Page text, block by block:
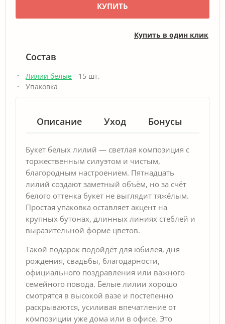
КУПИТЬ
Купить в один клик
Состав
Лилии белые - 15 шт.
Упаковка
Описание Уход Бонусы
Букет белых лилий — светлая композиция с
торжественным силуэтом и чистым,
благородным настроением. Пятнадцать
лилий создают заметный объём, но за счёт
белого оттенка букет не выглядит тяжёлым.
Простая упаковка оставляет акцент на
крупных бутонах, длинных линиях стеблей и
выразительной форме цветов.
Такой подарок подойдёт для юбилея, дня
рождения, свадьбы, благодарности,
официального поздравления или важного
семейного повода. Белые лилии хорошо
смотрятся в высокой вазе и постепенно
раскрываются, усиливая впечатление от
композиции уже дома или в офисе. Это